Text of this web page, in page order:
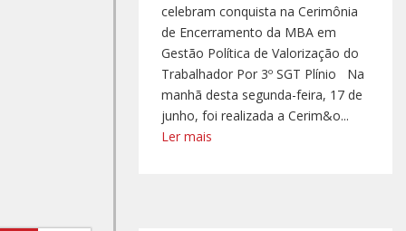
celebram conquista na Cerimônia
de Encerramento da MBA em
Gestão Política de Valorização do
Trabalhador Por 3º SGT Plínio Na
manhã desta segunda-feira, 17 de
junho, foi realizada a Cerim&o...
Ler mais